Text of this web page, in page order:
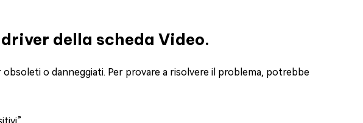
della scheda Video.
obsoleti o danneggiati. Per provare a risolvere il problema, potrebbe